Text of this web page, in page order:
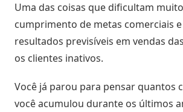
Política
Comercial
Política
Preço
integrados
Métodos
disponíveis
Outras
soluções
Blog
Indique
e
ganhe
Uma das coisas que dificultam
cumprimento de metas comerciais
resultados previsíveis em vendas
os clientes inativos.
Você já parou para pensar quantos
você acumulou durante os últimos